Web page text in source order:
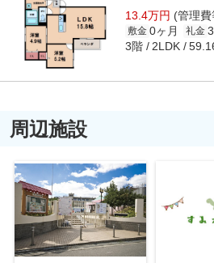
13.4万円 (管理
敷金 0ヶ月 礼金
3階 2LDK
周辺施設